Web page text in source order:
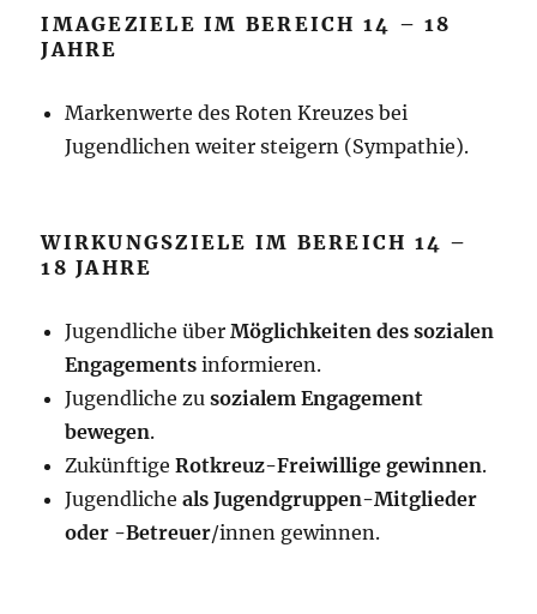
IMAGEZIELE IM BEREICH 14 – 18
JAHRE
Markenwerte des Roten Kreuzes bei
Jugendlichen weiter steigern (Sympathie).
WIRKUNGSZIELE IM BEREICH 14 –
18 JAHRE
Jugendliche überMöglichkeiten des sozialen
Engagements informieren.
Jugendliche zusozialem Engagement
bewegen.
ZukünftigeRotkreuz-Freiwillige gewinnen.
Jugendlicheals Jugendgruppen-Mitglieder
oder -Betreuer/innen gewinnen.